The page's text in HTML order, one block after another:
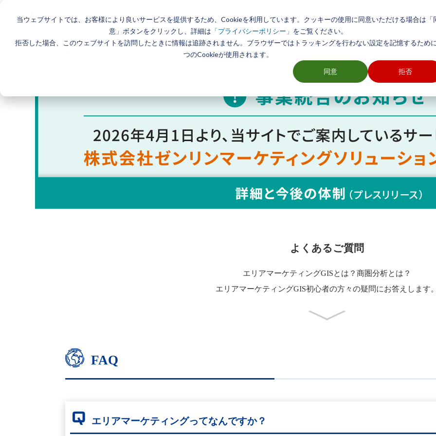
当ウェブサイトでは、お客様により良いサービスを提供するため、Cookieを利用しています。クッキーの使用に同意いただける場合は「
意」ボタンをクリックし、詳細は 「プライバシーポリシー」 をご覧ください。
拒否した場合、このウェブサイトを訪問したときに情報は追跡されません。ブラウザーではトラッキングを行わない設定を記憶するため
つのCookieが使用されます。
同意 拒否
初めての方へ 製品とサービス 導入事例 活用方法
初めての方へ/地図を使ったエリアマーケティングと商圏分析用GISについて
よくあるご質問
エリアマーケティングGISとは？商圏分析とは？
エリアマーケティングGIS初心者の方々の疑問にお答えします
FAQ
Q エリアマーケティングってなんですか？